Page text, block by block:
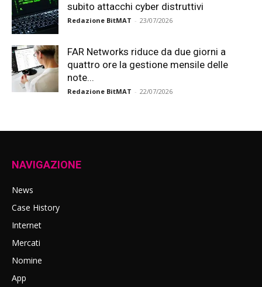
subito attacchi cyber distruttivi
Redazione BitMAT - 23/07/2026
FAR Networks riduce da due giorni a
quattro ore la gestione mensile delle
note...
Redazione BitMAT - 22/07/2026
NAVIGAZIONE
News
Case History
Internet
Mercati
Nomine
App